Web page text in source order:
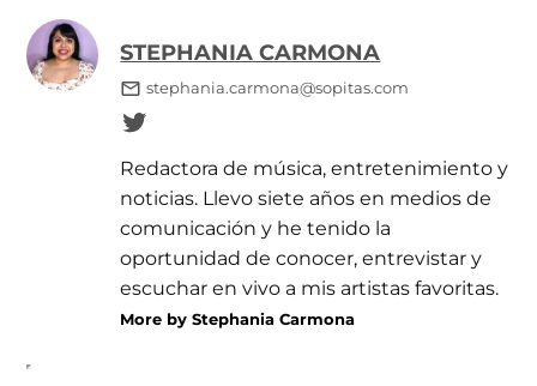
STEPHANIA CARMONA
stephania.carmona@sopitas.com
Redactora de música, entretenimiento y
noticias. Llevo siete años en medios de
comunicación y he tenido la
oportunidad de conocer, entrevistar y
escuchar en vivo a mis artistas favoritas.
More by Stephania Carmona